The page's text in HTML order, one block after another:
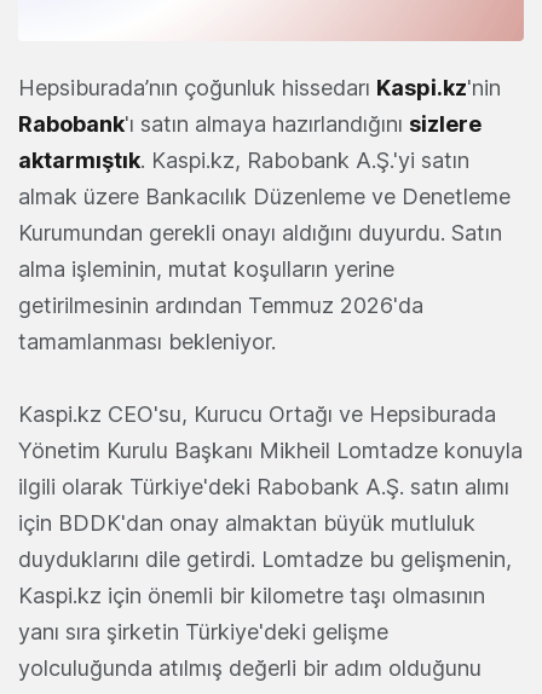
Hepsiburada’nın çoğunluk hissedarı Kaspi.kz'nin
Rabobank'ı satın almaya hazırlandığını sizlere
aktarmıştık. Kaspi.kz, Rabobank A.Ş.'yi satın
almak üzere Bankacılık Düzenleme ve Denetleme
Kurumundan gerekli onayı aldığını duyurdu. Satın
alma işleminin, mutat koşulların yerine
getirilmesinin ardından Temmuz 2026'da
tamamlanması bekleniyor.
Kaspi.kz CEO'su, Kurucu Ortağı ve Hepsiburada
Yönetim Kurulu Başkanı Mikheil Lomtadze konuyla
ilgili olarak Türkiye'deki Rabobank A.Ş. satın alımı
için BDDK'dan onay almaktan büyük mutluluk
duyduklarını dile getirdi. Lomtadze bu gelişmenin,
Kaspi.kz için önemli bir kilometre taşı olmasının
yanı sıra şirketin Türkiye'deki gelişme
yolculuğunda atılmış değerli bir adım olduğunu